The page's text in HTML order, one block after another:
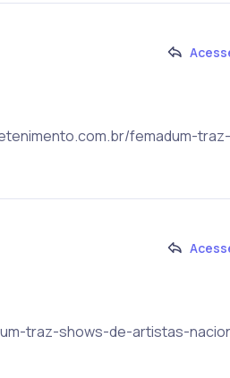
femadum-
traz-shows-de-artistas-